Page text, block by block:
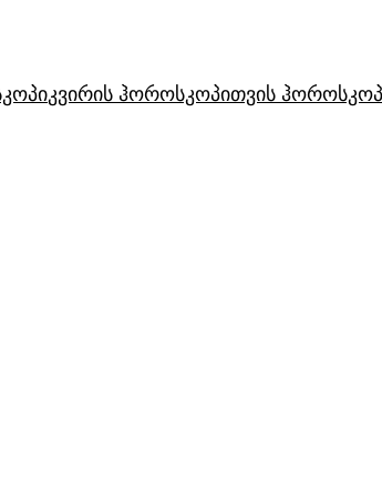
კვირის ჰოროსკოპითვის